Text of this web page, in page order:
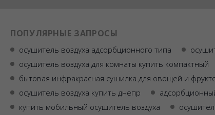
ПОПУЛЯРНЫЕ ЗАПРОСЫ
осушитель воздуха адсорбционного типа
осушитель воздуха для комнаты купить компактный
бытовая инфракрасная сушилка для овощей и
осушитель воздуха купить днепр
купить мобильный осушитель воздуха